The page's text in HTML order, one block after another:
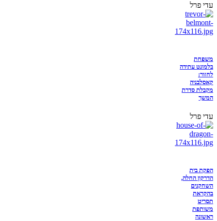
עדי פרל
משפחת
בלמונט עתידה
לחזור:
קאסלבניה
מקבלת סדרת
המשך
עדי פרל
הפקת בית
הדרקון החלה,
השחקנים
בהקראת
תסריט
משותפת
ראשונה